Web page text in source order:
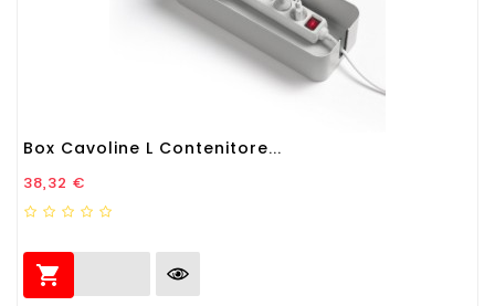
Box Cavoline L Contenitore...
Prezzo
38,32 €
